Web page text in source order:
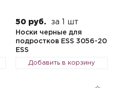
50 руб. за 1 шт
Носки черные для
подростков ESS 3056-20
ESS
Добавить в корзину